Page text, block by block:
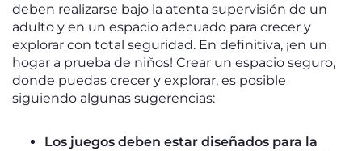
deben realizarse bajo la atenta supervisión de un
adulto y en un espacio adecuado para crecer y
explorar con total seguridad. En definitiva, ¡en un
hogar a prueba de niños! Crear un espacio seguro,
donde puedas crecer y explorar, es posible
siguiendo algunas sugerencias:
Los juegos deben estar diseñados para la